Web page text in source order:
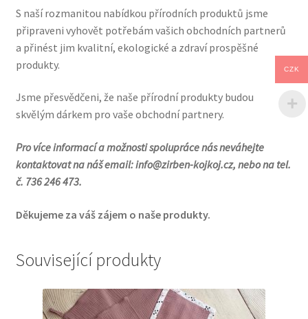
S naší rozmanitou nabídkou přírodních produktů jsme
připraveni vyhovět potřebám vašich obchodních partnerů
a přinést jim kvalitní, ekologické a zdraví prospěšné
produkty.
Jsme přesvědčeni, že naše přírodní produkty budou
skvělým dárkem pro vaše obchodní partnery.
Pro více informací a možnosti spolupráce nás neváhejte
kontaktovat na náš email: info@zirben-kojkoj.cz, nebo na tel.
č. 736 246 473.
Děkujeme za váš zájem o naše produkty.
Související produkty
CZK